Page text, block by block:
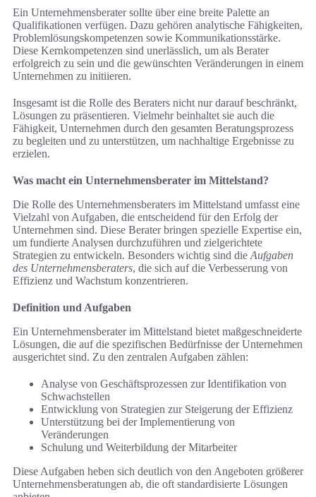
Ein Unternehmensberater sollte über eine breite Palette an
Qualifikationen verfügen. Dazu gehören analytische Fähigkeiten,
Problemlösungskompetenzen sowie Kommunikationsstärke.
Diese Kernkompetenzen sind unerlässlich, um als Berater
erfolgreich zu sein und die gewünschten Veränderungen in einem
Unternehmen zu initiieren.
Insgesamt ist die Rolle des Beraters nicht nur darauf beschränkt,
Lösungen zu präsentieren. Vielmehr beinhaltet sie auch die
Fähigkeit, Unternehmen durch den gesamten Beratungsprozess
zu begleiten und zu unterstützen, um nachhaltige Ergebnisse zu
erzielen.
Was macht ein Unternehmensberater im Mittelstand?
Die Rolle des Unternehmensberaters im Mittelstand umfasst eine
Vielzahl von Aufgaben, die entscheidend für den Erfolg der
Unternehmen sind. Diese Berater bringen spezielle Expertise ein,
um fundierte Analysen durchzuführen und zielgerichtete
Strategien zu entwickeln. Besonders wichtig sind die Aufgaben
des Unternehmensberaters, die sich auf die Verbesserung von
Effizienz und Wachstum konzentrieren.
Definition und Aufgaben
Ein Unternehmensberater im Mittelstand bietet maßgeschneiderte
Lösungen, die auf die spezifischen Bedürfnisse der Unternehmen
ausgerichtet sind. Zu den zentralen Aufgaben zählen:
Analyse von Geschäftsprozessen zur Identifikation von
Schwachstellen
Entwicklung von Strategien zur Steigerung der Effizienz
Unterstützung bei der Implementierung von
Veränderungen
Schulung und Weiterbildung der Mitarbeiter
Diese Aufgaben heben sich deutlich von den Angeboten größerer
Unternehmensberatungen ab, die oft standardisierte Lösungen